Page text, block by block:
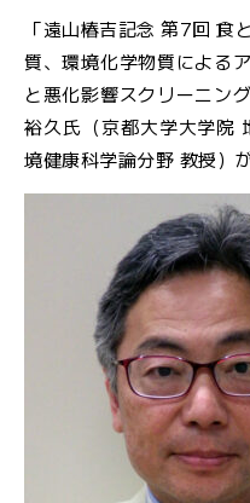
ご
案
内
中 大
「遠山椿吉記念 第7回 食
質、環境化学物質による
と悪化影響スクリーニン
裕久氏（京都大学大学院
境健康科学論分野 教授）